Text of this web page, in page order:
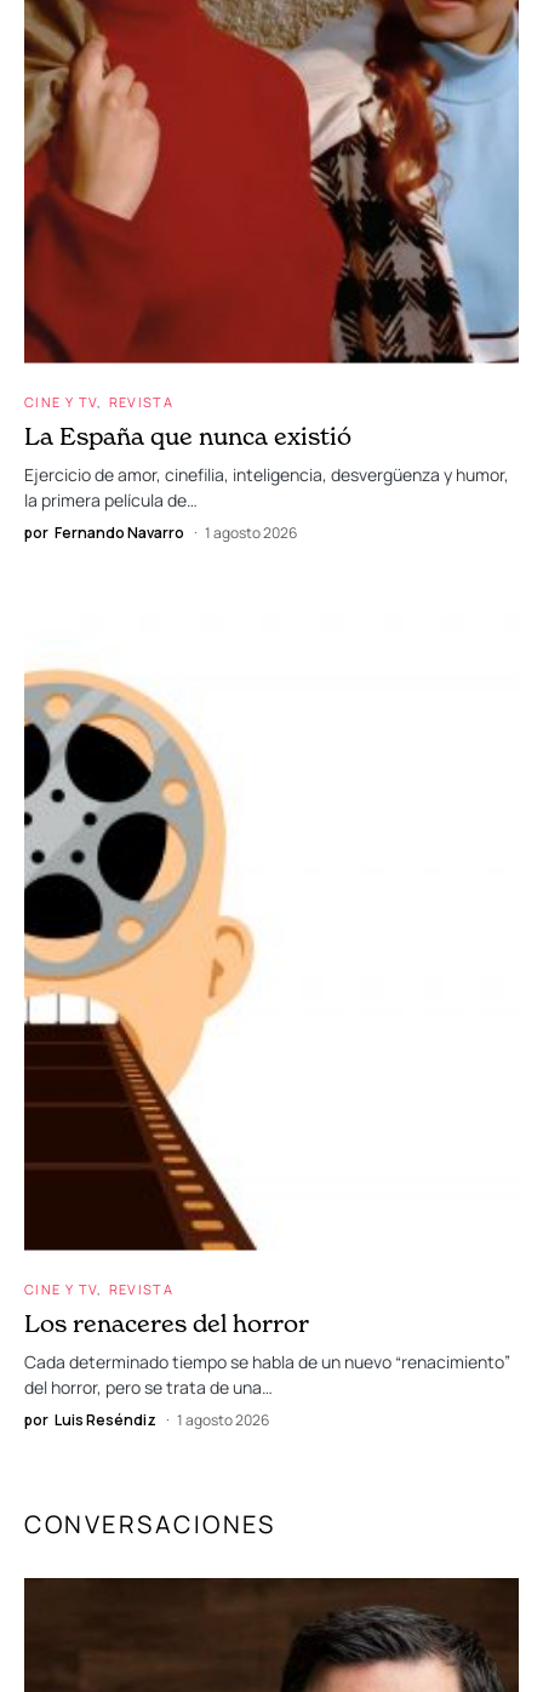
CINE Y TV REVISTA
La España que nunca existió
Ejercicio de amor, cinefilia, inteligencia, desvergüenza y humor,
la primera película de…
por Fernando Navarro 1 agosto 2026
CINE Y TV REVISTA
Los renaceres del horror
Cada determinado tiempo se habla de un nuevo “renacimiento”
del horror, pero se trata de una…
por Luis Reséndiz 1 agosto 2026
CONVERSACIONES